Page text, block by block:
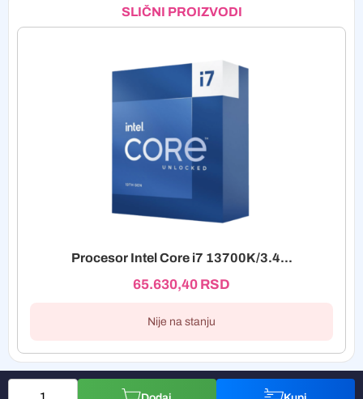
SLIČNI PROIZVODI
Procesor Intel Core i7 13700K/3.4...
65.630,40 RSD
Nije na stanju